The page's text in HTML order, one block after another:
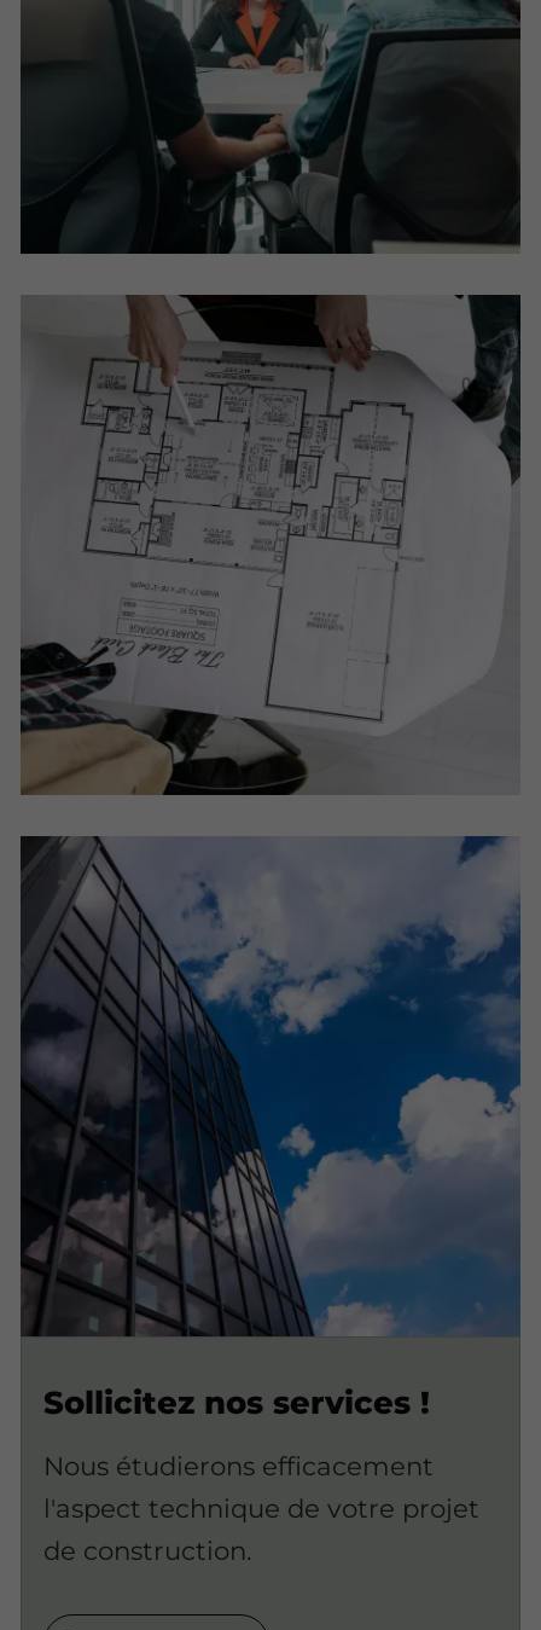
Sollicitez nos services !
Nous étudierons efficacement
l'aspect technique de votre projet
de construction.